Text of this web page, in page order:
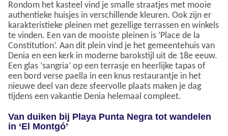
Rondom het kasteel vind je smalle straatjes met mooie
authentieke huisjes in verschillende kleuren. Ook zijn er
karakteristieke pleinen met gezellige terrassen en winkels
te vinden. Een van de mooiste pleinen is ‘Place de la
Constitution’. Aan dit plein vind je het gemeentehuis van
Denia en een kerk in moderne barokstijl uit de 18e eeuw.
Een glas ‘sangria’ op een terrasje en heerlijke tapas of
een bord verse paella in een knus restaurantje in het
nieuwe deel van deze sfeervolle plaats maken je dag
tijdens een vakantie Denia helemaal compleet.
Van duiken bij Playa Punta Negra tot wandelen
in ‘El Montgó’